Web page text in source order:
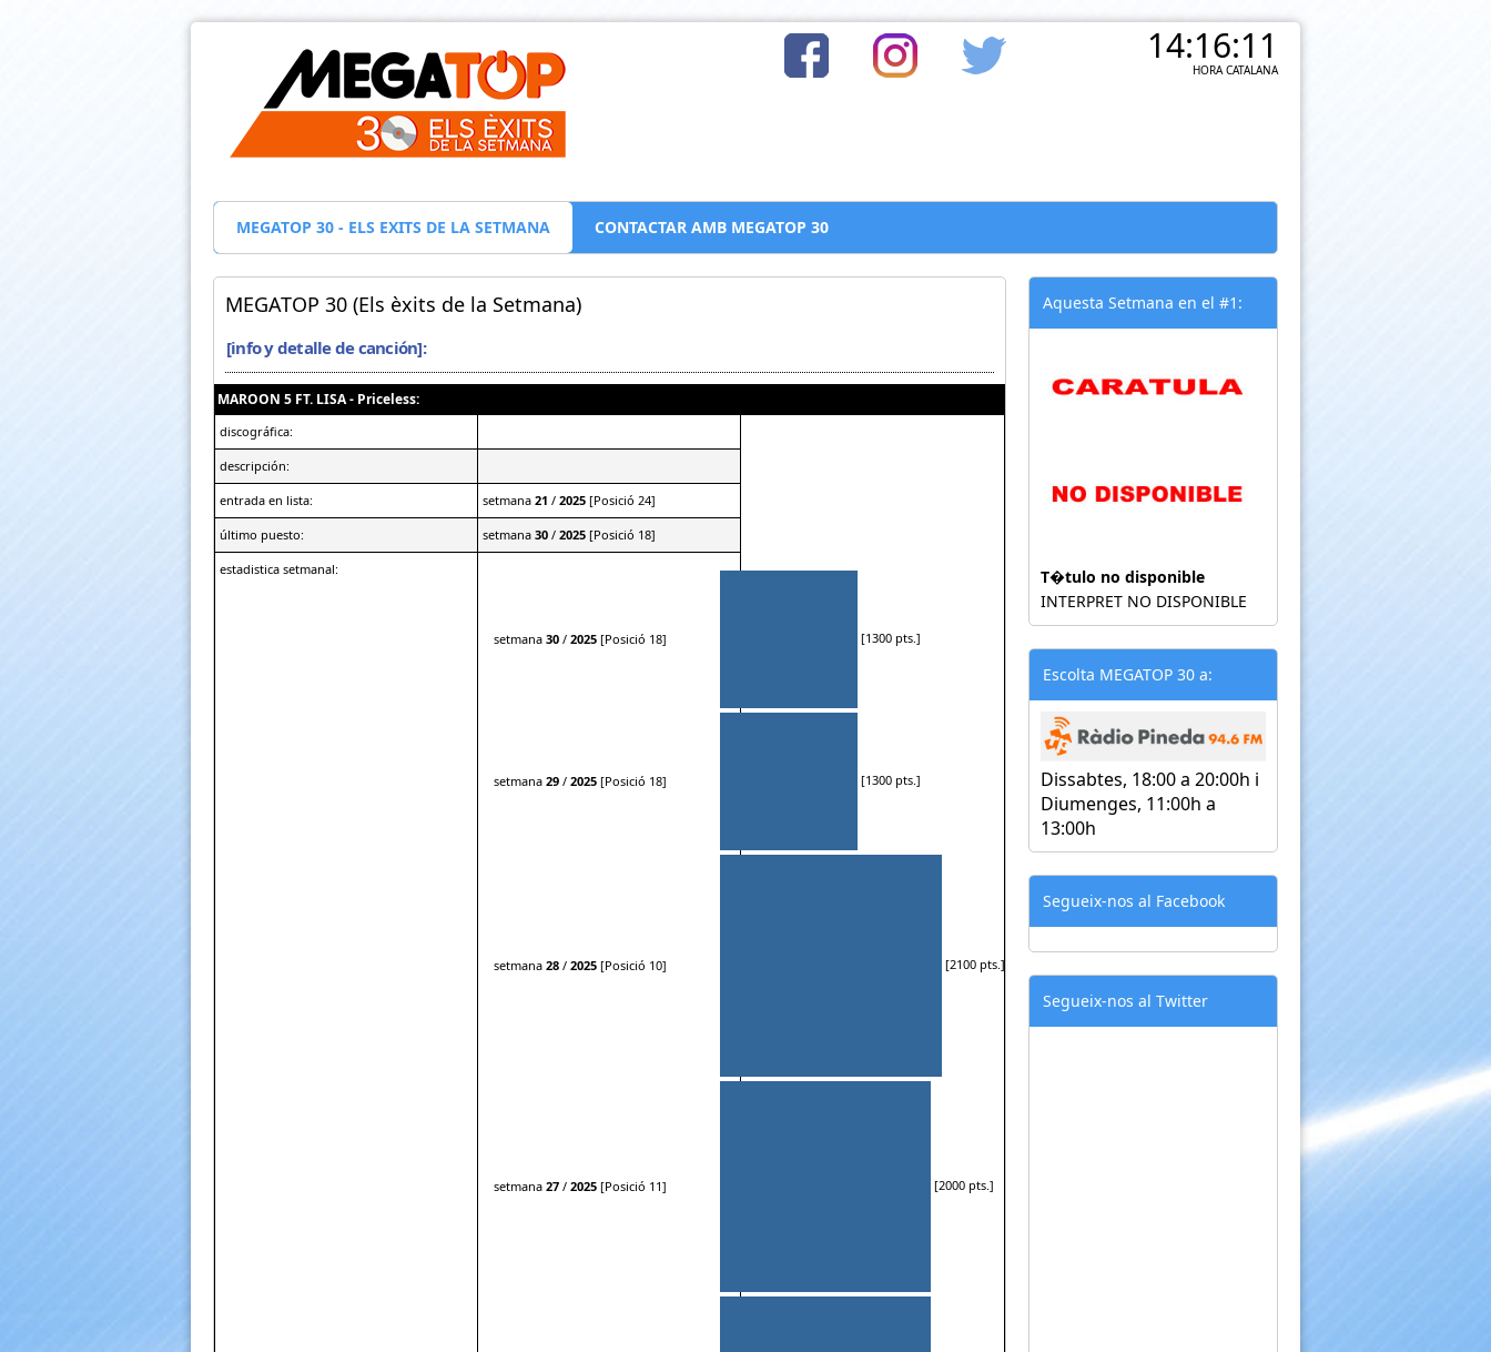
14:16:11
HORA CATALANA
MEGATOP 30 - ELS EXITS DE LA SETMANA CONTACTAR AMB MEGATOP 30
MEGATOP 30 (Els èxits de la Setmana)
[info y detalle de canción]:
MAROON 5 FT. LISA - Priceless:
discográfica:
descripción:
entrada en lista: setmana 21 / 2025[Posició 24]
último puesto: setmana 30/ 2025[Posició 18]
estadistica setmanal:
setmana 30/ 2025[Posició 18] [1300 pts.]
setmana 29/ 2025[Posició 18] [1300 pts.]
setmana 28/ 2025[Posició 10] [2100 pts.]
setmana 27/ 2025[Posició 11] [2000 pts.]
Aquesta Setmana en el #1:
T�tulo no disponible
INTERPRET NO DISPONIBLE
Escolta MEGATOP 30 a:
Dissabtes, 18:00 a 20:00h i
Diumenges, 11:00h a
13:00h
Segueix-nos al Facebook
Segueix-nos al Twitter